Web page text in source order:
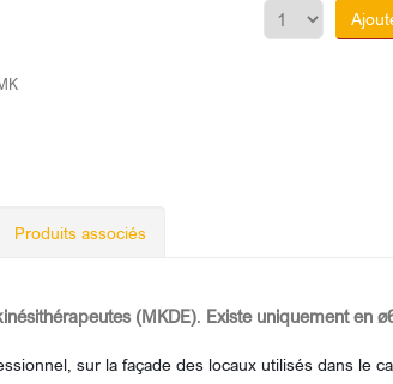
Produits associés
(MKDE). Existe uniquement en
sur la façade des locaux utilisés dans le